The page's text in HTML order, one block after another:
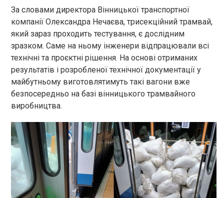
За словами директора Вінницької транспортної
компанії Олександра Нечаєва, трисекційний трамвай,
який зараз проходить тестування, є дослідним
зразком. Саме на ньому інженери відпрацювали всі
технічні та проєктні рішення. На основі отриманих
результатів і розробленої технічної документації у
майбутньому виготовлятимуть такі вагони вже
безпосередньо на базі вінницького трамвайного
виробництва.